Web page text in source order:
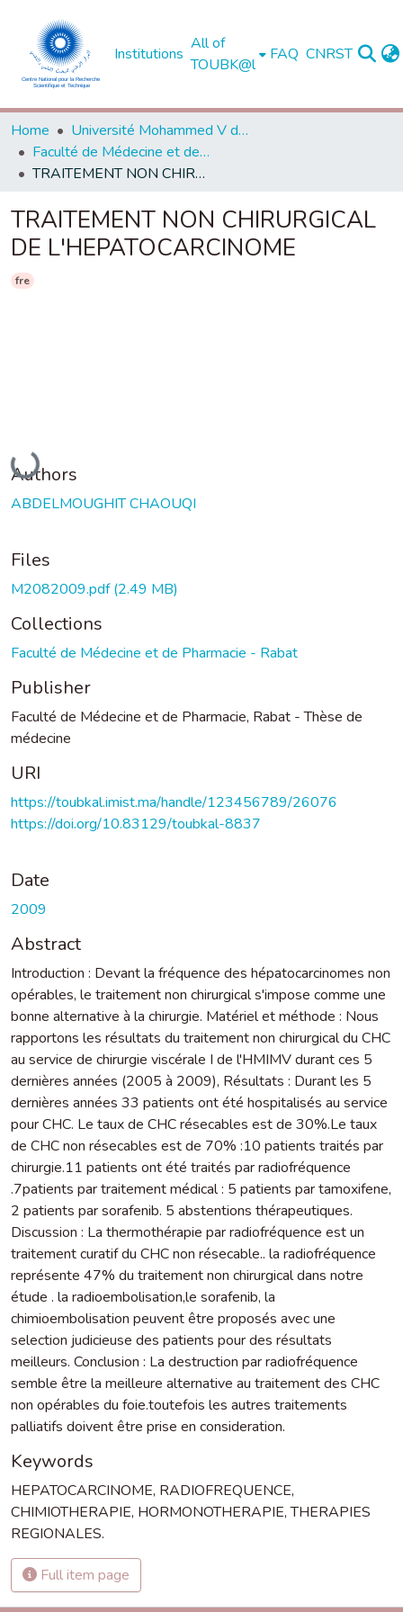
Institutions
All of
TOUBK@l
FAQ CNRST
Home
Université Mohammed V de Rabat
Faculté de Médecine et de Pharmacie - Rabat
TRAITEMENT NON CHIRURGICAL DE L'HEPATOCARCINOME
TRAITEMENT NON CHIRURGICAL
DE L'HEPATOCARCINOME
fre
Loading...
Authors
ABDELMOUGHIT CHAOUQI
Files
M2082009.pdf(2.49 MB)
Collections
Faculté de Médecine et de Pharmacie - Rabat
Publisher
Faculté de Médecine et de Pharmacie, Rabat - Thèse de
médecine
URI
https://toubkal.imist.ma/handle/123456789/26076
https://doi.org/10.83129/toubkal-8837
Date
2009
Abstract
Introduction : Devant la fréquence des hépatocarcinomes non
opérables, le traitement non chirurgical s'impose comme une
bonne alternative à la chirurgie. Matériel et méthode : Nous
rapportons les résultats du traitement non chirurgical du CHC
au service de chirurgie viscérale I de l'HMIMV durant ces 5
dernières années (2005 à 2009), Résultats : Durant les 5
dernières années 33 patients ont été hospitalisés au service
pour CHC. Le taux de CHC résecables est de 30%.Le taux
de CHC non résecables est de 70% :10 patients traités par
chirurgie.11 patients ont été traités par radiofréquence
.7patients par traitement médical : 5 patients par tamoxifene,
2 patients par sorafenib. 5 abstentions thérapeutiques.
Discussion : La thermothérapie par radiofréquence est un
traitement curatif du CHC non résecable.. la radiofréquence
représente 47% du traitement non chirurgical dans notre
étude . la radioembolisation,le sorafenib, la
chimioembolisation peuvent être proposés avec une
selection judicieuse des patients pour des résultats
meilleurs. Conclusion : La destruction par radiofréquence
semble être la meilleure alternative au traitement des CHC
non opérables du foie.toutefois les autres traitements
palliatifs doivent être prise en consideration.
Keywords
HEPATOCARCINOME, RADIOFREQUENCE,
CHIMIOTHERAPIE, HORMONOTHERAPIE,THERAPIES
REGIONALES.
Full item page